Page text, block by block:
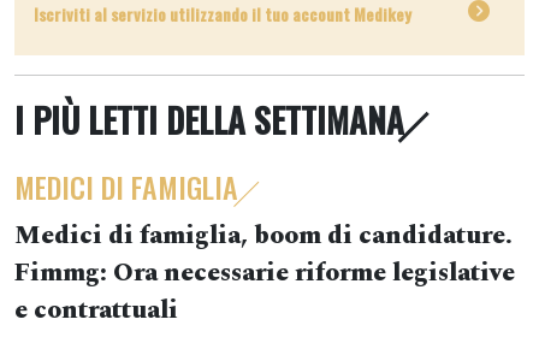
Iscriviti al servizio utilizzando il tuo account Medikey
I PIÙ LETTI DELLA SETTIMANA
MEDICI DI FAMIGLIA
Medici di famiglia, boom di candidature.
Fimmg: Ora necessarie riforme legislative
e contrattuali